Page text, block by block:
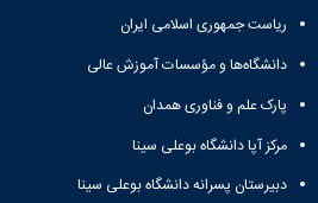
ارتباط
صنعت
کارآموزی
مراکز
مرتبط
ملی
ریاست جمهوری اسلامی ایران
دانشگاه‌ها و مؤسسات آموزش عالی
پارک علم و فناوری همدان
مرکز آپا دانشگاه بوعلی سینا
دبیرستان پسرانه دانشگاه بوعلی سینا